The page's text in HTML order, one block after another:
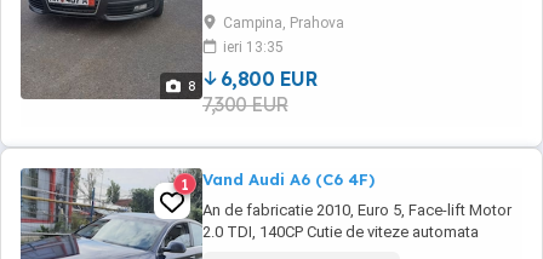
8
geamuri și oglinzi electrice și încălzite,soft
clouse, portbagaj pe buton, navigație, volan
și schimbător ...
Campina, Prahova
ieri 13:35
6,800 EUR
7,300 EUR
1 Vand Audi A6 (C6 4F)
An de fabricatie 2010, Euro 5, Face-lift Motor
2.0 TDI, 140CP Cutie de viteze automata